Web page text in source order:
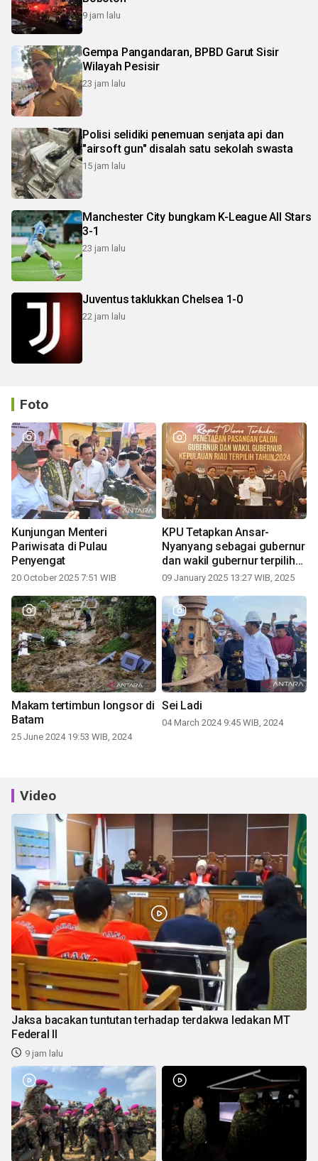
9 jam lalu
Gempa Pangandaran, BPBD Garut Sisir
Wilayah Pesisir
23 jam lalu
Polisi selidiki penemuan senjata api dan
"airsoft gun" disalah satu sekolah swasta
15 jam lalu
Manchester City bungkam K-League All Stars
3-1
23 jam lalu
Juventus taklukkan Chelsea 1-0
22 jam lalu
Foto
Kunjungan Menteri
Pariwisata di Pulau
Penyengat
20 October 2025 7:51 WIB
KPU Tetapkan Ansar-
Nyanyang sebagai gubernur
dan wakil gubernur terpilih
periode 2025-2030
09 January 2025 13:27 WIB, 2025
Makam tertimbun longsor di
Batam
25 June 2024 19:53 WIB, 2024
Sei Ladi
04 March 2024 9:45 WIB, 2024
Video
Jaksa bacakan tuntutan terhadap terdakwa ledakan MT
Federal II
9 jam lalu